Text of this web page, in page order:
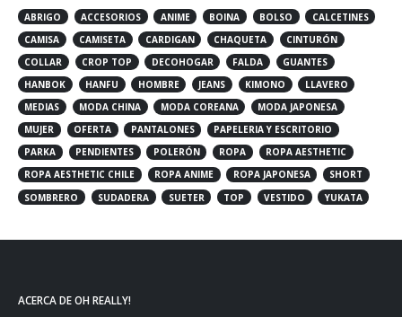
ABRIGO ACCESORIOS ANIME BOINA BOLSO
CALCETINES
CAMISA
CAMISETA CARDIGAN CHAQUETA
CINTURÓN
COLLAR
CROP TOP DECOHOGAR FALDA
GUANTES
HANBOK
HANFU HOMBRE JEANS KIMONO
LLAVERO
MEDIAS
MODA CHINA MODA COREANA
MODA JAPONESA
MUJER
OFERTA PANTALONES
PAPELERIA Y ESCRITORIO
PARKA
PENDIENTES POLERÓN ROPA
ROPA AESTHETIC
ROPA AESTHETIC CHILE
ROPA ANIME ROPA JAPONESA
SHORT
SOMBRERO
SUDADERA SUETER TOP VESTIDO YUKATA
ACERCA DE OH REALLY!